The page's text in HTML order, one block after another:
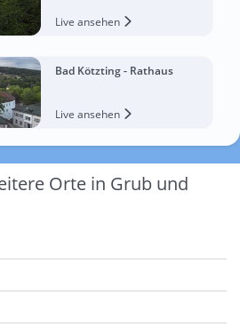
Live ansehen
Bad Kötzting - Rathaus
Live ansehen
Orte in Grub und